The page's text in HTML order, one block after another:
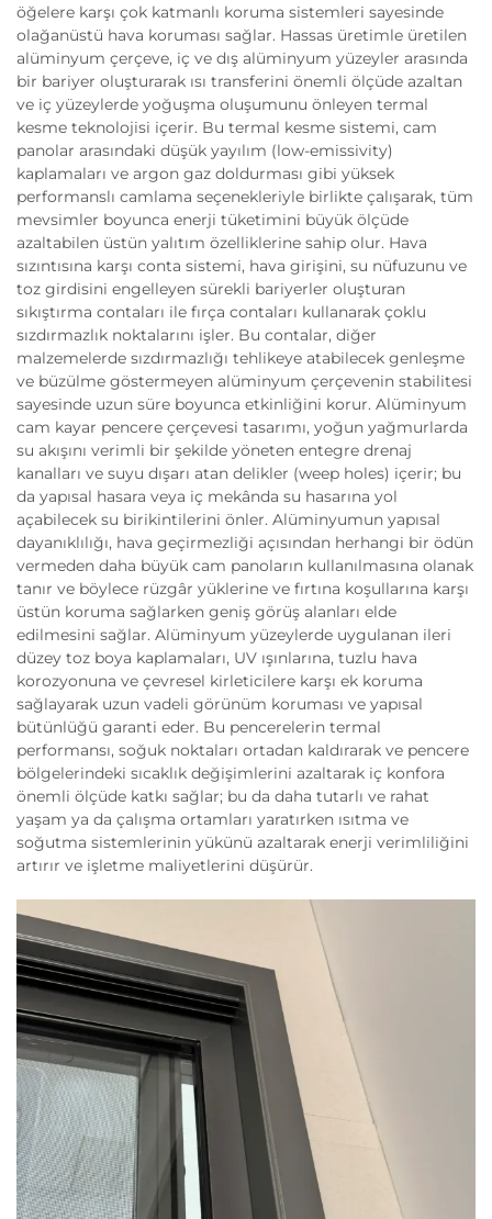
öğelere karşı çok katmanlı koruma sistemleri sayesinde
olağanüstü hava koruması sağlar. Hassas üretimle üretilen
alüminyum çerçeve, iç ve dış alüminyum yüzeyler arasında
bir bariyer oluşturarak ısı transferini önemli ölçüde azaltan
ve iç yüzeylerde yoğuşma oluşumunu önleyen termal
kesme teknolojisi içerir. Bu termal kesme sistemi, cam
panolar arasındaki düşük yayılım (low-emissivity)
kaplamaları ve argon gaz doldurması gibi yüksek
performanslı camlama seçenekleriyle birlikte çalışarak, tüm
mevsimler boyunca enerji tüketimini büyük ölçüde
azaltabilen üstün yalıtım özelliklerine sahip olur. Hava
sızıntısına karşı conta sistemi, hava girişini, su nüfuzunu ve
toz girdisini engelleyen sürekli bariyerler oluşturan
sıkıştırma contaları ile fırça contaları kullanarak çoklu
sızdırmazlık noktalarını işler. Bu contalar, diğer
malzemelerde sızdırmazlığı tehlikeye atabilecek genleşme
ve büzülme göstermeyen alüminyum çerçevenin stabilitesi
sayesinde uzun süre boyunca etkinliğini korur. Alüminyum
cam kayar pencere çerçevesi tasarımı, yoğun yağmurlarda
su akışını verimli bir şekilde yöneten entegre drenaj
kanalları ve suyu dışarı atan delikler (weep holes) içerir; bu
da yapısal hasara veya iç mekânda su hasarına yol
açabilecek su birikintilerini önler. Alüminyumun yapısal
dayanıklılığı, hava geçirmezliği açısından herhangi bir ödün
vermeden daha büyük cam panoların kullanılmasına olanak
tanır ve böylece rüzgâr yüklerine ve fırtına koşullarına karşı
üstün koruma sağlarken geniş görüş alanları elde
edilmesini sağlar. Alüminyum yüzeylerde uygulanan ileri
düzey toz boya kaplamaları, UV ışınlarına, tuzlu hava
korozyonuna ve çevresel kirleticilere karşı ek koruma
sağlayarak uzun vadeli görünüm koruması ve yapısal
bütünlüğü garanti eder. Bu pencerelerin termal
performansı, soğuk noktaları ortadan kaldırarak ve pencere
bölgelerindeki sıcaklık değişimlerini azaltarak iç konfora
önemli ölçüde katkı sağlar; bu da daha tutarlı ve rahat
yaşam ya da çalışma ortamları yaratırken ısıtma ve
soğutma sistemlerinin yükünü azaltarak enerji verimliliğini
artırır ve işletme maliyetlerini düşürür.